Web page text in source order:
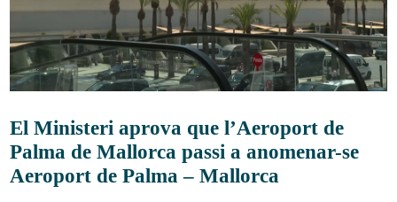
El Ministeri aprova que l’Aeroport de
Palma de Mallorca passi a anomenar-se
Aeroport de Palma – Mallorca